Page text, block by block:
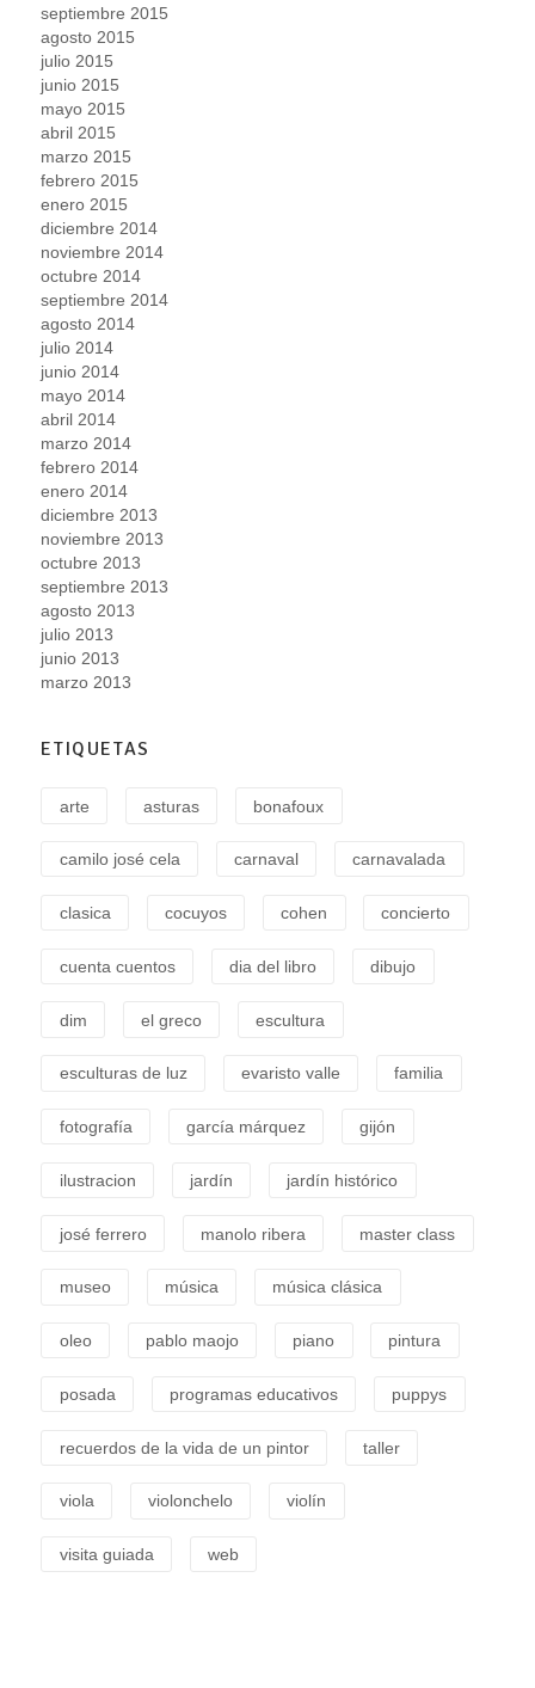
septiembre 2015
agosto 2015
julio 2015
junio 2015
mayo 2015
abril 2015
marzo 2015
febrero 2015
enero 2015
diciembre 2014
noviembre 2014
octubre 2014
septiembre 2014
agosto 2014
julio 2014
junio 2014
mayo 2014
abril 2014
marzo 2014
febrero 2014
enero 2014
diciembre 2013
noviembre 2013
octubre 2013
septiembre 2013
agosto 2013
julio 2013
junio 2013
marzo 2013
ETIQUETAS
arte asturas bonafoux
camilo josé cela carnaval carnavalada
clasica cocuyos cohen concierto
cuenta cuentos dia del libro dibujo
dim el greco escultura
esculturas de luz evaristo valle familia
fotografía garcía márquez gijón
ilustracion jardín jardín histórico
josé ferrero manolo ribera master class
museo música música clásica
oleo pablo maojo piano pintura
posada programas educativos puppys
recuerdos de la vida de un pintor taller
viola violonchelo violín
visita guiada web